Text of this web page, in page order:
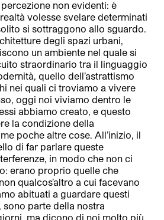
non evidenti: è
volesse svelare determinati
si sottraggono allo sguardo.
degli spazi urbani,
un ambiente nel quale si
straordinario tra il linguaggio
quello dell’astrattismo
nei quali ci troviamo a vivere
oggi noi viviamo dentro le
abbiamo creato, e questo
la condizione della
poche altre cose. All’inizio, il
di far parlare queste
in modo che non ci
erano proprio quelle che
qualcos’altro a cui facevano
abituati a guardare questi
parte della nostra
ma dicono di noi molto più